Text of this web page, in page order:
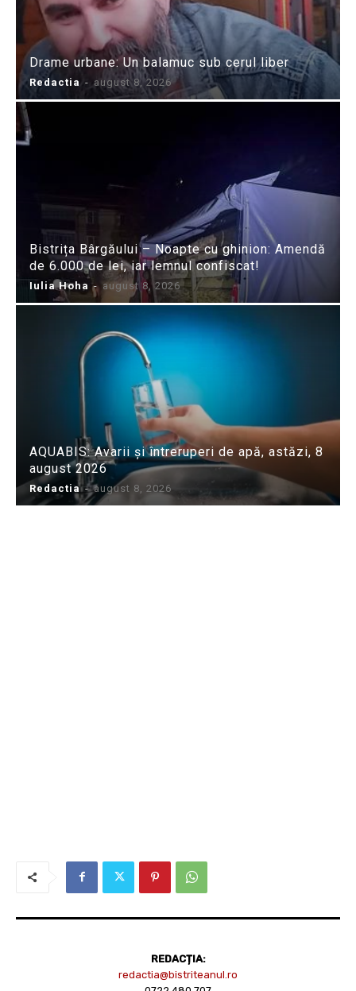
Drame urbane: Un balamuc sub cerul liber
Redactia - august 8, 2026
Bistrița Bârgăului – Noapte cu ghinion: Amendă
de 6.000 de lei, iar lemnul confiscat!
Iulia Hoha - august 8, 2026
AQUABIS: Avarii și întreruperi de apă, astăzi, 8
august 2026
Redactia - august 8, 2026
REDACȚIA:
redactia@bistriteanul.ro